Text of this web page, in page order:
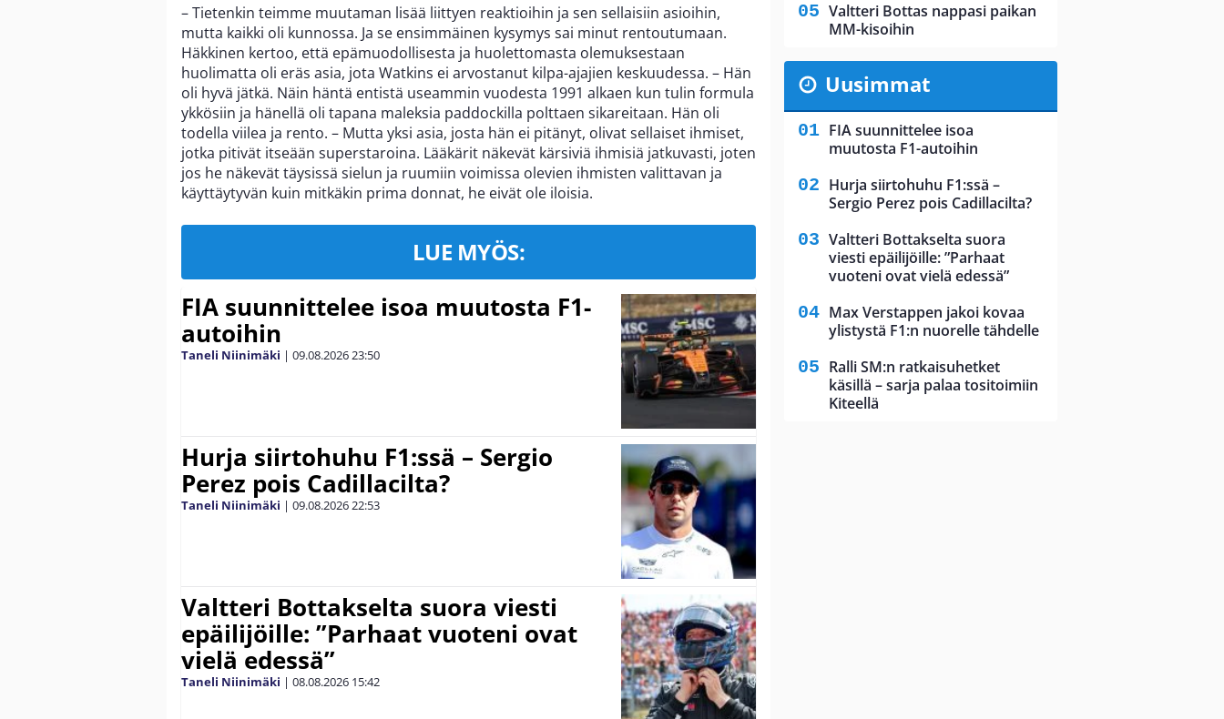
– Tietenkin teimme muutaman lisää liittyen reaktioihin ja sen sellaisiin asioihin,
mutta kaikki oli kunnossa. Ja se ensimmäinen kysymys sai minut rentoutumaan.
Häkkinen kertoo, että epämuodollisesta ja huolettomasta olemuksestaan
huolimatta oli eräs asia, jota Watkins ei arvostanut kilpa-ajajien keskuudessa. – Hän
oli hyvä jätkä. Näin häntä entistä useammin vuodesta 1991 alkaen kun tulin formula
ykkösiin ja hänellä oli tapana maleksia paddockilla polttaen sikareitaan. Hän oli
todella viilea ja rento. – Mutta yksi asia, josta hän ei pitänyt, olivat sellaiset ihmiset,
jotka pitivät itseään superstaroina. Lääkärit näkevät kärsiviä ihmisiä jatkuvasti, joten
jos he näkevät täysissä sielun ja ruumiin voimissa olevien ihmisten valittavan ja
käyttäytyvän kuin mitkäkin prima donnat, he eivät ole iloisia.
LUE MYÖS:
FIA suunnittelee isoa muutosta F1-
autoihin
Taneli Niinimäki | 09.08.202623:50
Hurja siirtohuhu F1:ssä – Sergio
Perez pois Cadillacilta?
Taneli Niinimäki | 09.08.202622:53
Valtteri Bottakselta suora viesti
epäilijöille: ”Parhaat vuoteni ovat
vielä edessä”
Taneli Niinimäki | 08.08.2026 15:42
Valtteri Bottas nappasi paikan
MM-kisoihin
Uusimmat
FIA suunnittelee isoa
muutosta F1-autoihin
Hurja siirtohuhu F1:ssä –
Sergio Perez pois Cadillacilta?
Valtteri Bottakselta suora
viesti epäilijöille: ”Parhaat
vuoteni ovat vielä edessä”
Max Verstappen jakoi kovaa
ylistystä F1:n nuorelle tähdelle
Ralli SM:n ratkaisuhetket
käsillä – sarja palaa tositoimiin
Kiteellä